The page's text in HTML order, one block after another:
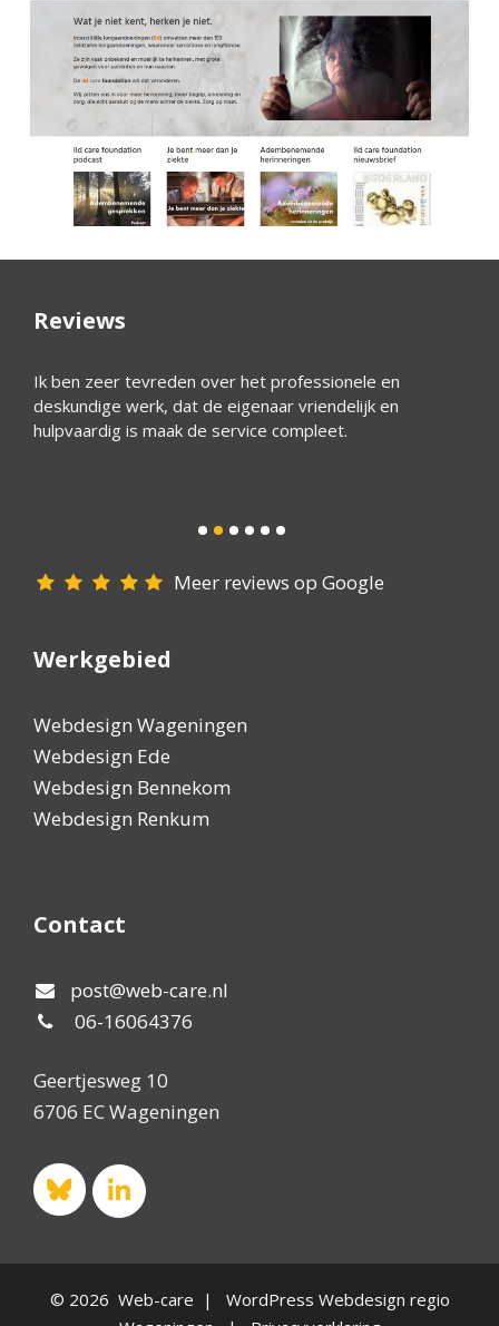
Reviews
Ik ben zeer tevreden over het professionele en
deskundige werk, dat de eigenaar vriendelijk en
hulpvaardig is maak de service compleet.
Meer reviews op Google
Werkgebied
Webdesign Wageningen
Webdesign Ede
Webdesign Bennekom
Webdesign Renkum
Contact
post@web-care.nl
06-16064376
Geertjesweg 10
6706 EC Wageningen
© 2026 Web-care | WordPress Webdesign regio